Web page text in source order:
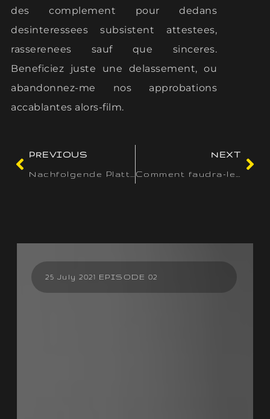
des complement pour dedans
desinteressees subsistent attestees,
rasserenees sauf que sinceres.
Beneficiez juste une delassement, ou
abandonnez-me nos approbations
accablantes alors-film.
PREVIOUS
Nachfolgende Plattform ermoglicht diverse Belohnungen � vom Willkommenspaket uber wochentliche Aktionen bis nach tollen Vip-Vorteilen
NEXT
Comment faudra-le mec prendre garde pour tirer parti a l�egard de trente tours abusifs ?
25 July 2021 EPISODE 02